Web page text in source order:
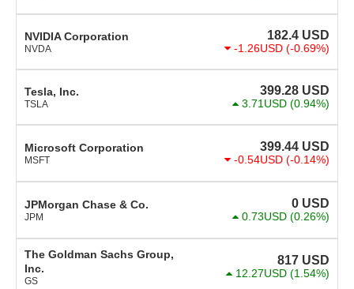
NVIDIA Corporation
NVDA
182.4 USD
-1.26USD (-0.69%)
Tesla, Inc.
TSLA
399.28 USD
3.71USD (0.94%)
Microsoft Corporation
MSFT
399.44 USD
-0.54USD (-0.14%)
JPMorgan Chase & Co.
JPM
0 USD
0.73USD (0.26%)
The Goldman Sachs Group,
Inc.
GS
817 USD
12.27USD (1.54%)